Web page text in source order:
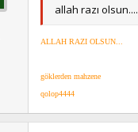
allah razı olsun....
ALLAH RAZI OLSUN...
göklerden mahzene
qolop4444